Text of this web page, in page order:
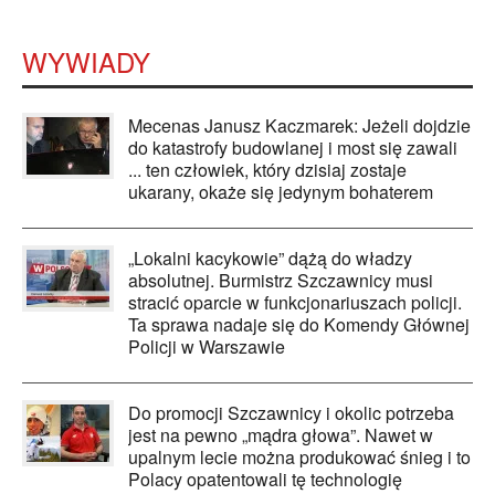
WYWIADY
Mecenas Janusz Kaczmarek: Jeżeli dojdzie
do katastrofy budowlanej i most się zawali
... ten człowiek, który dzisiaj zostaje
ukarany, okaże się jedynym bohaterem
„Lokalni kacykowie” dążą do władzy
absolutnej. Burmistrz Szczawnicy musi
stracić oparcie w funkcjonariuszach policji.
Ta sprawa nadaje się do Komendy Głównej
Policji w Warszawie
Do promocji Szczawnicy i okolic potrzeba
jest na pewno „mądra głowa”. Nawet w
upalnym lecie można produkować śnieg i to
Polacy opatentowali tę technologię